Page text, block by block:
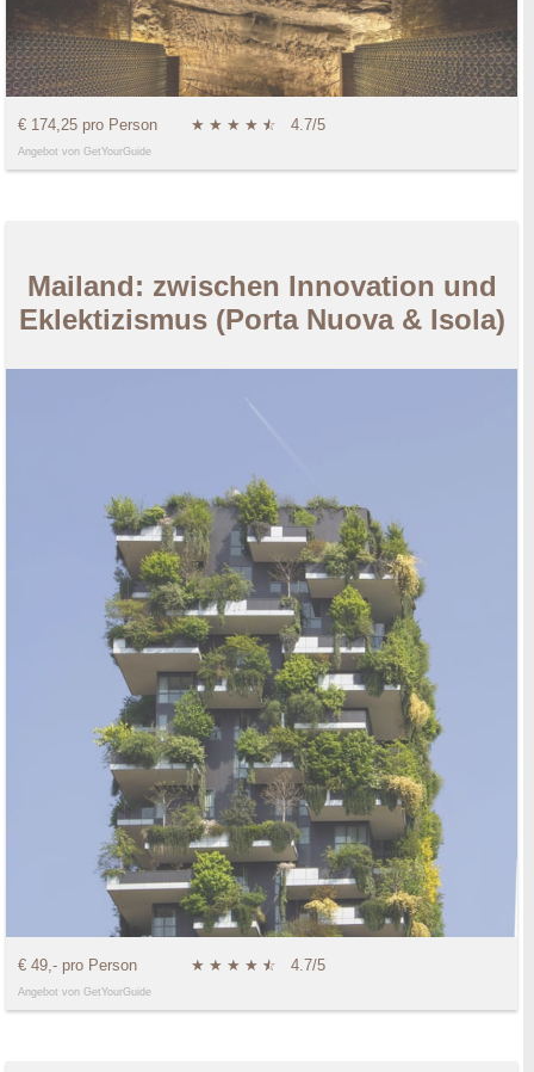
€ 174,25 pro Person ★ ★ ★ ★ ★
☆ 4.7/5
Angebot von GetYourGuide
Mailand: zwischen Innovation und
Eklektizismus (Porta Nuova & Isola)
€ 49,- pro Person ★ ★ ★ ★ ★
☆ 4.7/5
Angebot von GetYourGuide